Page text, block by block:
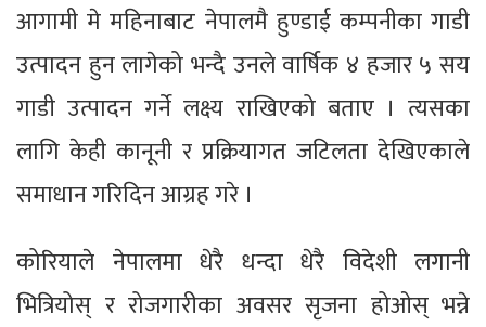
आगामी मे महिनाबाट नेपालमै हुण्डाई कम्पनीका गाडी
उत्पादन हुन लागेको भन्दै उनले वार्षिक ४ हजार ५ सय
गाडी उत्पादन गर्ने लक्ष्य राखिएको बताए । त्यसका
लागि केही कानूनी र प्रक्रियागत जटिलता देखिएकाले
समाधान गरिदिन आग्रह गरे ।
कोरियाले नेपालमा धेरै धन्दा धेरै विदेशी लगानी
भित्रियोस् र रोजगारीका अवसर सृजना होओस् भन्ने